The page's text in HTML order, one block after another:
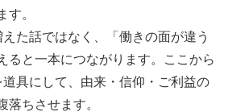
す。
た話ではなく、「働きの面が違う
ると一本につながります。ここから
具にして、由来・信仰・ご利益の
落ちさせます。